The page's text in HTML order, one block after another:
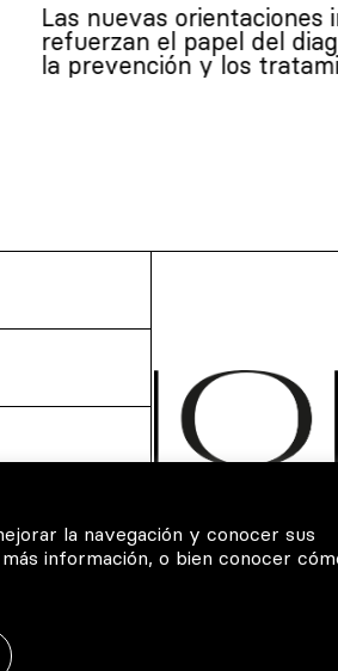
Las nuevas orientaciones
refuerzan el papel del
la prevención y los
la navegación y conocer sus
información, o bien conocer